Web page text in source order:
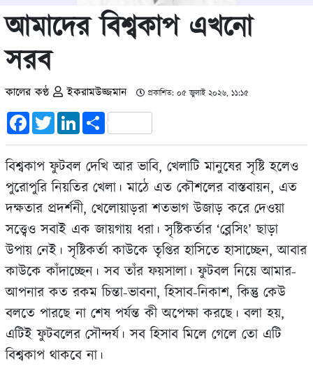
আমাদের বিশ্বকাপ এখনো
সরব
কালের কণ্ঠ ইকরামউজ্জমান প্রকাশিত: ০৫ জুলাই ২০২৬, ১১:১৫
FacebookTwitterLinkedInShare
বিশ্বকাপ ফুটবল দেখি আর ভাবি, খেলাটি মানুষের সৃষ্টি হলেও
পুরোপুরি নিয়তির খেলা। মাঠে এত কৌশলের বাস্তবায়ন, এত
দক্ষতার প্রদর্শনী, খেলোয়াড়রা শতভাগ উজাড় করে দেওয়া
সত্ত্বেও সবাই এক জায়গায় ধরা। সৃষ্টিকর্তার ‘ব্লেসিং’ ছাড়া
উপায় নেই। সৃষ্টিকর্তা কাউকে তৃপ্তির হাসিতে হাসাচ্ছেন, আবার
কাউকে কাঁদাচ্ছেন। সব তাঁর ফয়সালা। ফুটবল নিয়ে আমার-
আপনার কত রকম চিন্তা-ভাবনা, হিসাব-নিকাশ, কিন্তু কেউ
বলতে পারছে না শেষ পর্যন্ত কী অপেক্ষা করছে। বলা হয়,
এটিই ফুটবলের সৌন্দর্য। সব হিসাব মিলে গেলে তো এটি
বিশ্বকাপ থাকবে না।